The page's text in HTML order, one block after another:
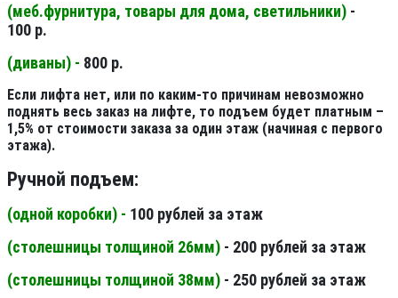
(меб.фурнитура, товары для дома, светильники) -
100 р.
(диваны) - 800 р.
Если лифта нет, или по каким-то причинам невозможно
поднять весь заказ на лифте, то подъем будет платным –
1,5% от стоимости заказа за один этаж (начиная с первого
этажа).
Ручной подъем:
(одной коробки) - 100 рублей за этаж
(столешницы толщиной 26мм) - 200 рублей за этаж
(столешницы толщиной 38мм) - 250 рублей за этаж